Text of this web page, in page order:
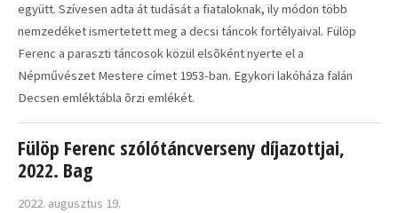
együtt. Szívesen adta át tudását a fiataloknak, ily módon több
nemzedéket ismertetett meg a decsi táncok fortélyaival. Fülöp
Ferenc a paraszti táncosok közül elsõként nyerte el a
Népművészet Mestere címet 1953-ban. Egykori lakóháza falán
Decsen emléktábla õrzi emlékét.
Fülöp Ferenc szólótáncverseny díjazottjai,
2022. Bag
2022. augusztus 19.